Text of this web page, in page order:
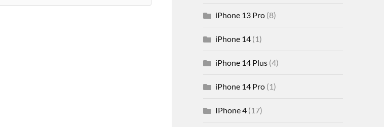
iPhone 13 Pro(8)
iPhone 14(1)
iPhone 14 Plus(4)
iPhone 14 Pro(1)
IPhone 4(17)